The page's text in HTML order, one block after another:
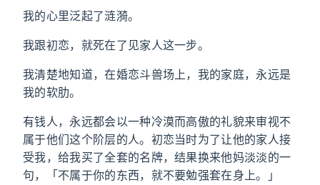
我的心里泛起了涟漪。
我跟初恋，就死在了见家人这一步。
我清楚地知道，在婚恋斗兽场上，我的家庭，永远是
我的软肋。
有钱人，永远都会以一种冷漠而高傲的礼貌来审视不
属于他们这个阶层的人。初恋当时为了让他的家人接
受我，给我买了全套的名牌，结果换来他妈淡淡的一
句，「不属于你的东西，就不要勉强套在身上。」